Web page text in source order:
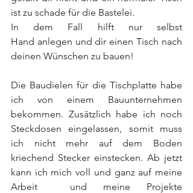
ist zu schade für die Bastelei.
In dem Fall hilft nur selbst
Hand anlegen und dir einen Tisch nach
deinen Wünschen zu bauen!
Die Baudielen für die Tischplatte habe
ich von einem Bauunternehmen
bekommen. Zusätzlich habe ich noch
Steckdosen eingelassen, somit muss
ich nicht mehr auf dem Boden
kriechend Stecker einstecken. Ab jetzt
kann ich mich voll und ganz auf meine
Arbeit  und meine Projekte